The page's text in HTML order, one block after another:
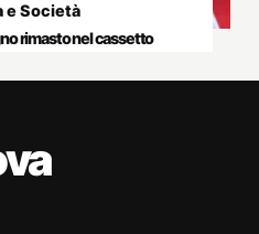
e Società
rimasto nel cassetto